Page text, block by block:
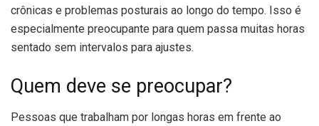
crônicas e problemas posturais ao longo do tempo. Isso é
especialmente preocupante para quem passa muitas horas
sentado sem intervalos para ajustes.
Quem deve se preocupar?
Pessoas que trabalham por longas horas em frente ao